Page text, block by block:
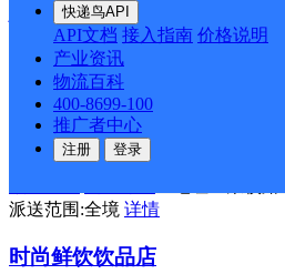
快递鸟API
API文档 接入指南 价格说明
产业资讯
物流百科
400-8699-100
推广者中心
注册 登录
快递超市
顺丰速运 更多号码
派送范围:全境
新波百货
派送范围:全境 详情
时尚鲜饮饮品店